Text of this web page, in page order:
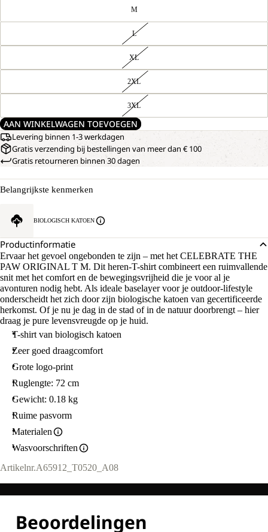
M
L
XL
2XL
3XL
AAN WINKELWAGEN TOEVOEGEN
Levering binnen 1-3 werkdagen
Gratis verzending bij bestellingen van meer dan € 100
Gratis retourneren binnen 30 dagen
Belangrijkste kenmerken
BIOLOGISCH KATOEN
Productinformatie
Ervaar het gevoel ongebonden te zijn – met het CELEBRATE THE
PAW ORIGINAL T M. Dit heren-T-shirt combineert een ruimvallende
snit met het comfort en de bewegingsvrijheid die je voor al je
avonturen nodig hebt. Als ideale baselayer voor je outdoor-lifestyle
onderscheidt het zich door zijn biologische katoen van gecertificeerde
herkomst. Of je nu je dag in de stad of in de natuur doorbrengt – hier
draag je pure levensvreugde op je huid.
T-shirt van biologisch katoen
Zeer goed draagcomfort
Grote logo-print
Ruglengte: 72 cm
Gewicht: 0.18 kg
Ruime pasvorm
Materialen
Wasvoorschriften
Artikelnr.A65912_T0520_A08